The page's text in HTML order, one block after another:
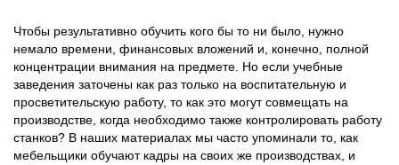
Чтобы результативно обучить кого бы то ни было, нужно
немало времени, финансовых вложений и, конечно, полной
концентрации внимания на предмете. Но если учебные
заведения заточены как раз только на воспитательную и
просветительскую работу, то как это могут совмещать на
производстве, когда необходимо также контролировать работу
станков? В наших материалах мы часто упоминали то, как
мебельщики обучают кадры на своих же производствах, и